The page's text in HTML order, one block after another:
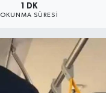
1 DK
OKUNMA SÜRESI